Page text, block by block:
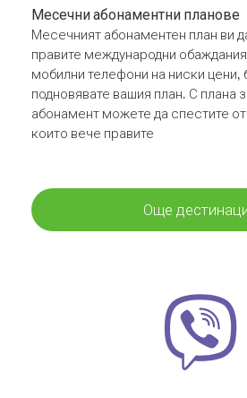
Месечни абонаментни планове
Месечният абонаментен план ви
правите международни
мобилни телефони на ниски цени,
подновявате вашия план. С плана
абонамент можете да спестите
които вече правите
Още